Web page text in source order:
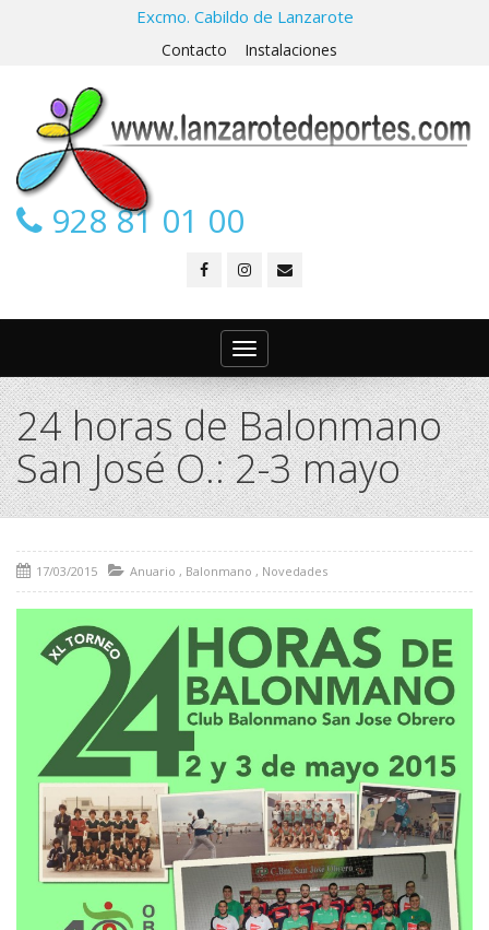
Excmo. Cabildo de Lanzarote
Contacto Instalaciones
928 81 01 00
Toggle
navigation
24 horas de Balonmano
San José O.: 2-3 mayo
17/03/2015 Anuario , Balonmano , Novedades